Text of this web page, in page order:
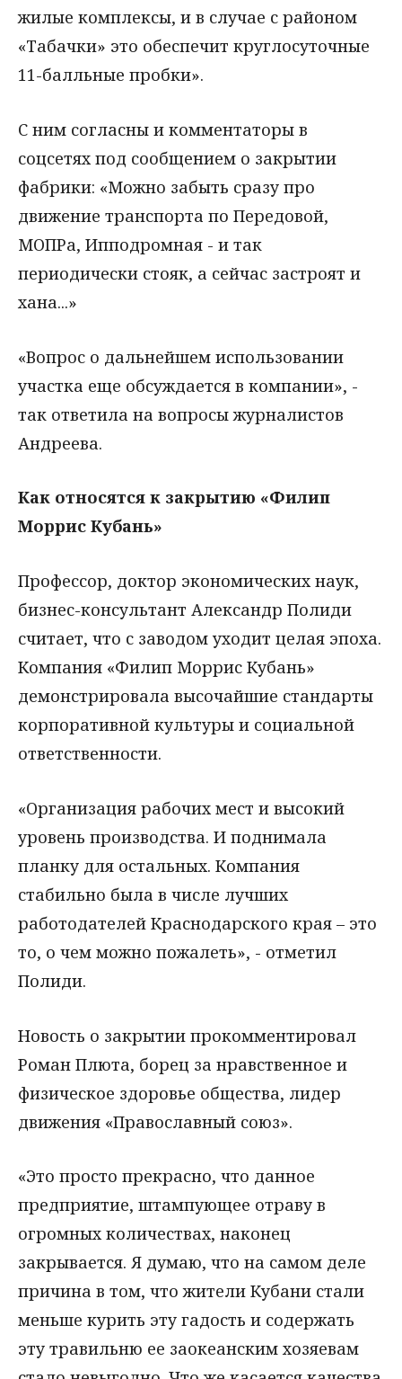
жилые комплексы, и в случае с районом
«Табачки» это обеспечит круглосуточные
11-балльные пробки».
С ним согласны и комментаторы в
соцсетях под сообщением о закрытии
фабрики: «Можно забыть сразу про
движение транспорта по Передовой,
МОПРа, Ипподромная - и так
периодически стояк, а сейчас застроят и
хана...»
«Вопрос о дальнейшем использовании
участка еще обсуждается в компании», -
так ответила на вопросы журналистов
Андреева.
Как относятся к закрытию «Филип
Моррис Кубань»
Профессор, доктор экономических наук,
бизнес-консультант Александр Полиди
считает, что с заводом уходит целая эпоха.
Компания «Филип Моррис Кубань»
демонстрировала высочайшие стандарты
корпоративной культуры и социальной
ответственности.
«Организация рабочих мест и высокий
уровень производства. И поднимала
планку для остальных. Компания
стабильно была в числе лучших
работодателей Краснодарского края – это
то, о чем можно пожалеть», - отметил
Полиди.
Новость о закрытии прокомментировал
Роман Плюта, борец за нравственное и
физическое здоровье общества, лидер
движения «Православный союз».
«Это просто прекрасно, что данное
предприятие, штампующее отраву в
огромных количествах, наконец
закрывается. Я думаю, что на самом деле
причина в том, что жители Кубани стали
меньше курить эту гадость и содержать
эту травильню ее заокеанским хозяевам